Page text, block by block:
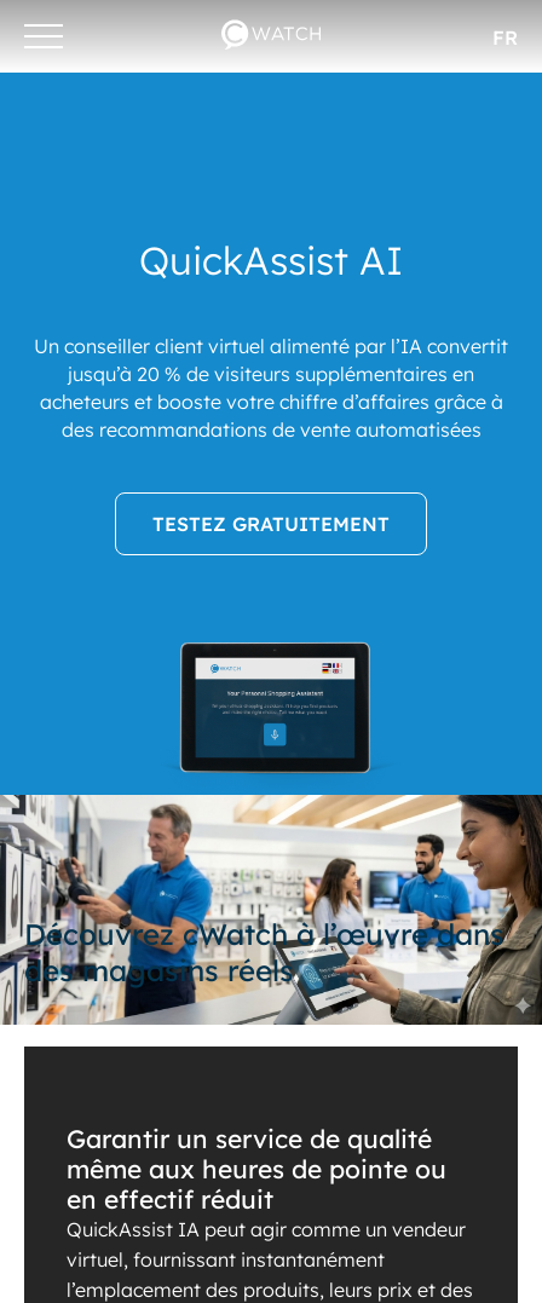
Otwórz/zamknij
menu
FR
QuickAssist AI
Un conseiller client virtuel alimenté par l’IA convertit
jusqu’à 20 % de visiteurs supplémentaires en
acheteurs et booste votre chiffre d’affaires grâce à
des recommandations de vente automatisées
TESTEZ GRATUITEMENT
Découvrez cWatch à l’œuvre dans
des magasins réels
Garantir un service de qualité
même aux heures de pointe ou
en effectif réduit
QuickAssist IA peut agir comme un vendeur
virtuel, fournissant instantanément
l’emplacement des produits, leurs prix et des